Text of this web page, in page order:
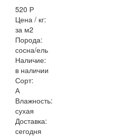
520 Р
Цена / кг:
за м2
Порода:
сосна/ель
Наличие:
в наличии
Сорт:
А
Влажность:
сухая
Доставка:
сегодня